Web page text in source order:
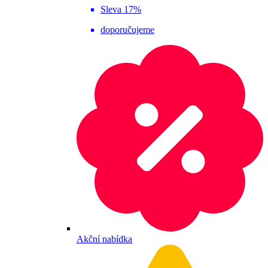
Sleva 17%
doporučujeme
Akční nabídka